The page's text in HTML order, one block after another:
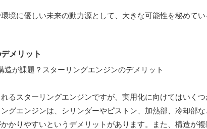
境に優しい未来の動力源として、大きな可能性を秘めてい
メリット
るスターリングエンジンですが、実用化に向けてはいく
グエンジンは、シリンダーやピストン、加熱部、冷却部
かりやすいというデメリットがあります。また、構造が複